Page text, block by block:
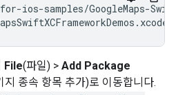
File(파일) > Add Package
지 종속 항목 추가)로 이동합니다.